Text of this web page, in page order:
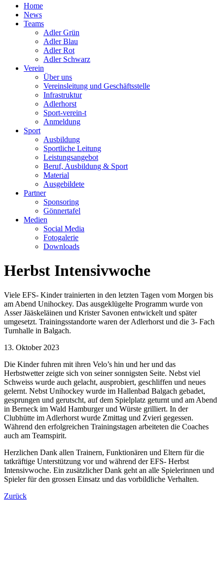
Home
News
Teams
Adler Grün
Adler Blau
Adler Rot
Adler Schwarz
Verein
Über uns
Vereinsleitung und Geschäftsstelle
Infrastruktur
Adlerhorst
Sport-verein-t
Anmeldung
Sport
Ausbildung
Sportliche Leitung
Leistungsangebot
Beruf, Ausbildung & Sport
Material
Ausgebildete
Partner
Sponsoring
Gönnertafel
Medien
Social Media
Fotogalerie
Downloads
Herbst Intensivwoche
Viele EFS- Kinder trainierten in den letzten Tagen vom Morgen bis
am Abend Unihockey. Das ausgeklügelte Programm wurde von
Asser Jääskeläinen und Krister Savonen entwickelt und später
umgesetzt. Trainingsstandorte waren der Adlerhorst und die 3- Fach
Turnhalle in Balgach.
13. Oktober 2023
Die Kinder fuhren mit ihren Velo’s hin und her und das
Herbstwetter zeigte sich von seiner sonnigsten Seite. Nebst viel
Schweiss wurde auch gelacht, ausprobiert, geschliffen und neues
gelernt. Nebst Unihockey wurde im Hallenbad Balgach gebadet,
gesprungen und gerutscht, auf dem Spielplatz geturnt und am Abend
in Berneck im Wald Hamburger und Würste grilliert. In der
Clubhütte im Adlerhorst wurde Zmittag und Zvieri gegessen.
Während den erfolgreichen Trainingstagen arbeiteten die Coaches
auch am Teamspirit.
Herzlichen Dank allen Trainern, Funktionären und Eltern für die
tatkräftige Unterstützung vor und während der EFS- Herbst
Intensivwoche. Ein zusätzlicher Dank geht an alle Spielerinnen und
Spieler für den grossen Einsatz und das vorbildliche Verhalten.
Zurück